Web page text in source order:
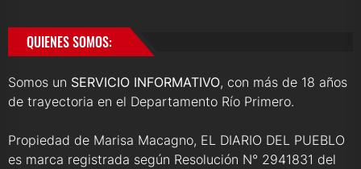
QUIENES SOMOS:
Somos un SERVICIO INFORMATIVO, con más de 18 años
de trayectoria en el Departamento Río Primero.
Propiedad de Marisa Macagno, EL DIARIO DEL PUEBLO
es marca registrada según Resolución N° 2941831 del